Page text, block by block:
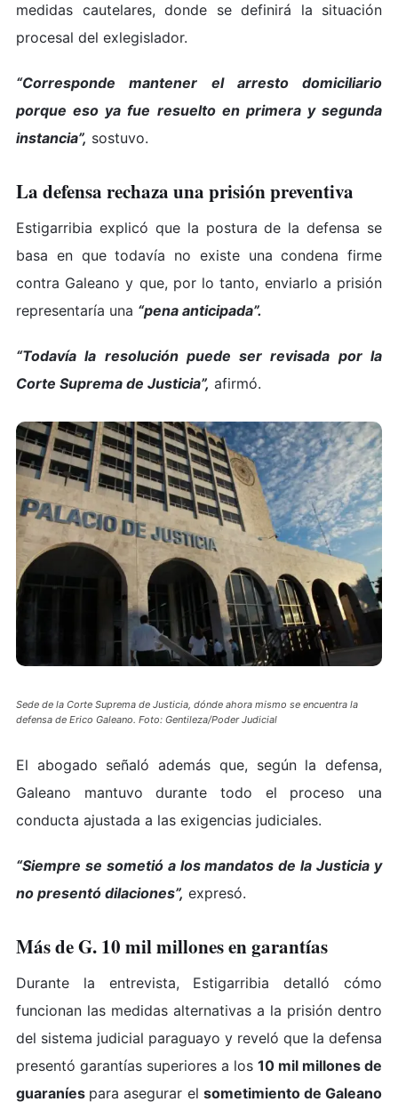
medidas cautelares, donde se definirá la situación
procesal del exlegislador.
“Corresponde mantener el arresto domiciliario
porque eso ya fue resuelto en primera y segunda
instancia”, sostuvo.
La defensa rechaza una prisión preventiva
Estigarribia explicó que la postura de la defensa se
basa en que todavía no existe una condena firme
contra Galeano y que, por lo tanto, enviarlo a prisión
representaría una “pena anticipada”.
“Todavía la resolución puede ser revisada por la
Corte Suprema de Justicia”, afirmó.
Sede de la Corte Suprema de Justicia, dónde ahora mismo se encuentra la
defensa de Erico Galeano. Foto: Gentileza/Poder Judicial
El abogado señaló además que, según la defensa,
Galeano mantuvo durante todo el proceso una
conducta ajustada a las exigencias judiciales.
“Siempre se sometió a los mandatos de la Justicia y
no presentó dilaciones”, expresó.
Más de G. 10 mil millones en garantías
Durante la entrevista, Estigarribia detalló cómo
funcionan las medidas alternativas a la prisión dentro
del sistema judicial paraguayo y reveló que la defensa
presentó garantías superiores a los 10 mil millones de
guaraníes para asegurar el sometimiento de Galeano